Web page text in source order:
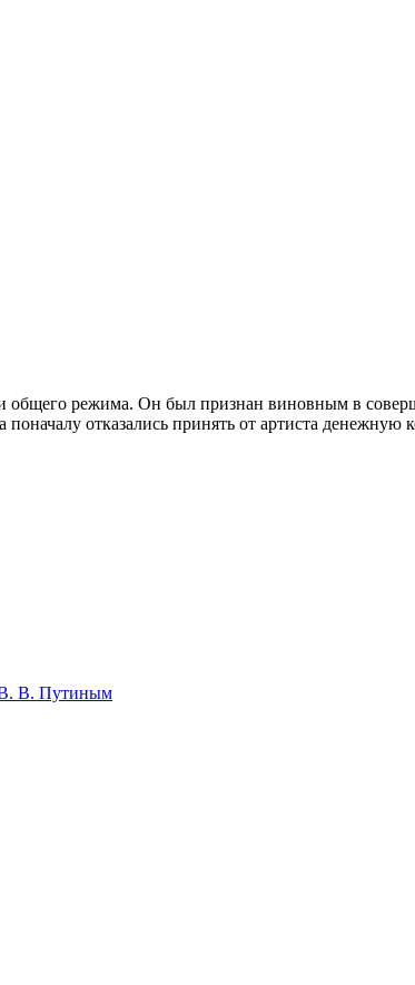
режима. Он был признан виновным в
отказались принять от артиста
В. В. Путиным